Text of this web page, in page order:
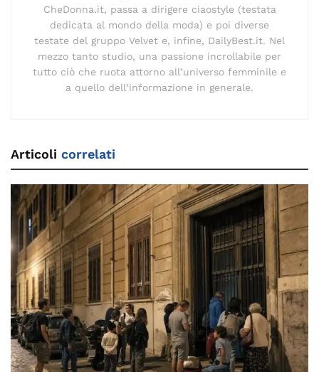
CheDonna.it, passa a dirigere ciaostyle (testata
dedicata al mondo della moda) e poi diverse
testate del gruppo Velvet e, infine, DailyBest.it. Nel
mezzo tanto studio, una passione incrollabile per
tutto ciò che ruota attorno all’universo femminile e
a quello dell’informazione in generale.
Articoli correlati